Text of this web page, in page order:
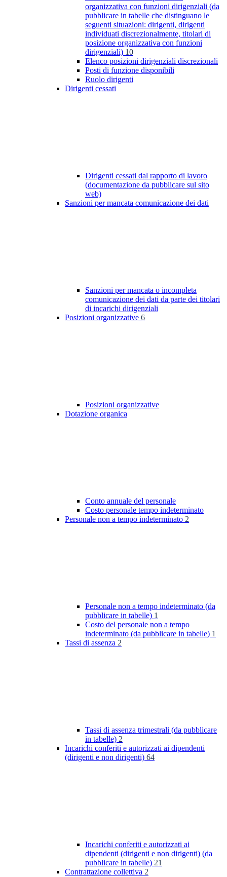
organizzativa con funzioni dirigenziali (da
pubblicare in tabelle che distinguano le
seguenti situazioni: dirigenti, dirigenti
individuati discrezionalmente, titolari di
posizione organizzativa con funzioni
dirigenziali) 10
Elenco posizioni dirigenziali discrezionali
Posti di funzione disponibili
Ruolo dirigenti
Dirigenti cessati
Dirigenti cessati dal rapporto di lavoro
(documentazione da pubblicare sul sito
web)
Sanzioni per mancata comunicazione dei dati
Sanzioni per mancata o incompleta
comunicazione dei dati da parte dei titolari
di incarichi dirigenziali
Posizioni organizzative 6
Posizioni organizzative
Dotazione organica
Conto annuale del personale
Costo personale tempo indeterminato
Personale non a tempo indeterminato 2
Personale non a tempo indeterminato (da
pubblicare in tabelle) 1
Costo del personale non a tempo
indeterminato (da pubblicare in tabelle) 1
Tassi di assenza 2
Tassi di assenza trimestrali (da pubblicare
in tabelle) 2
Incarichi conferiti e autorizzati ai dipendenti
(dirigenti e non dirigenti) 64
Incarichi conferiti e autorizzati ai
dipendenti (dirigenti e non dirigenti) (da
pubblicare in tabelle) 21
Contrattazione collettiva 2